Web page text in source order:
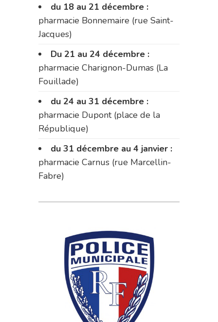
du 18 au 21 décembre :
pharmacie Bonnemaire (rue Saint-
Jacques)
Du 21 au 24 décembre :
pharmacie Charignon-Dumas (La
Fouillade)
du 24 au 31 décembre :
pharmacie Dupont (place de la
République)
du 31 décembre au 4 janvier :
pharmacie Carnus (rue Marcellin-
Fabre)